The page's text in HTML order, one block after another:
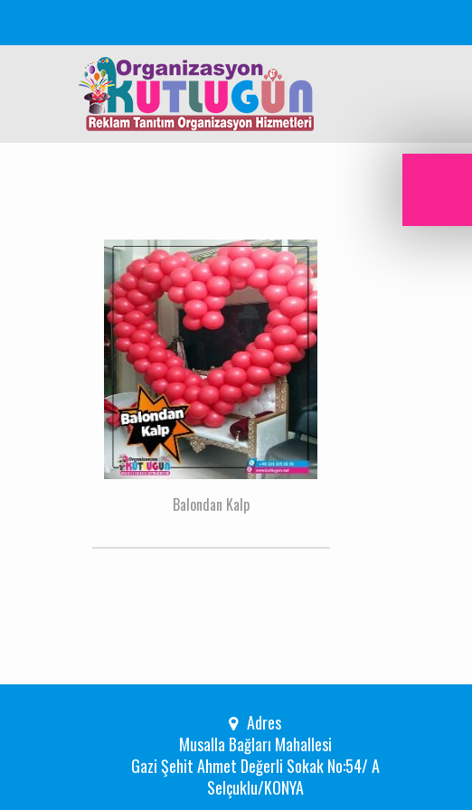
Balondan Kalp
Adres
Musalla Bağları Mahallesi
Gazi Şehit Ahmet Değerli Sokak No:54/ A
Selçuklu/KONYA